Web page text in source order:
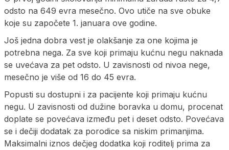
odsto na 649 evra mesečno. Ovo utiče na sve obuke
koje su započete 1. januara ove godine.
Još jedna dobra vest je olakšanje za one kojima je
potrebna nega. Za sve koji primaju kućnu negu naknada
se uvećava za pet odsto. U zavisnosti od nivoa nege,
mesečno je više od 16 do 45 evra.
Popusti su dostupni i za pacijente koji primaju kućnu
negu. U zavisnosti od dužine boravka u domu, procenat
doplate se povećava između pet i deset odsto. Povećava
se i dečiji dodatak za porodice sa niskim primanjima.
Maksimalni iznos dečjeg dodatka koji roditelj prima za